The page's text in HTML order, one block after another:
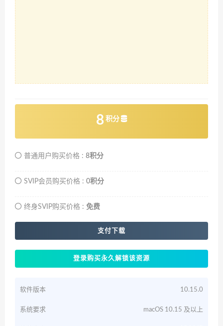
8 积分
普通用户购买价格 : 8积分
SVIP会员购买价格 : 0积分
终身SVIP购买价格 : 免费
支付下载
登录购买永久解锁该资源
软件版本 10.15.0
系统要求 macOS 10.15 及以上